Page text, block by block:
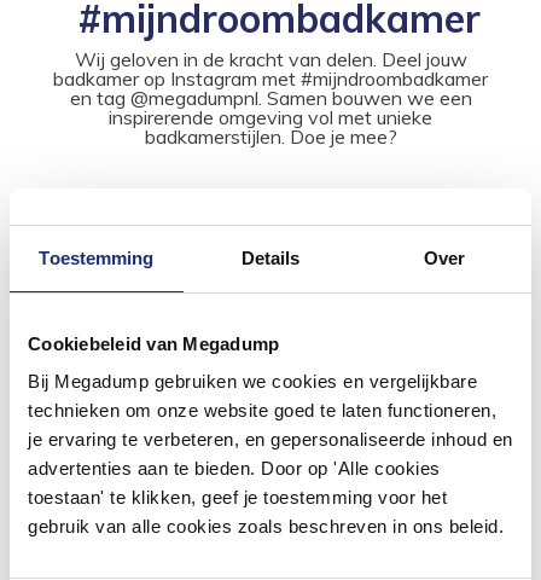
Toestemming Details Over
Cookiebeleid van Megadump
Bij Megadump gebruiken we cookies en vergelijkbare
technieken om onze website goed te laten functioneren,
je ervaring te verbeteren, en gepersonaliseerde inhoud en
advertenties aan te bieden. Door op 'Alle cookies
toestaan' te klikken, geef je toestemming voor het
gebruik van alle cookies zoals beschreven in ons beleid.
#mijndroombadkamer
Wij geloven in de kracht van delen. Deel jouw
badkamer op Instagram met #mijndroombadkamer
en tag @megadumpnl. Samen bouwen we een
inspirerende omgeving vol met unieke
badkamerstijlen. Doe je mee?